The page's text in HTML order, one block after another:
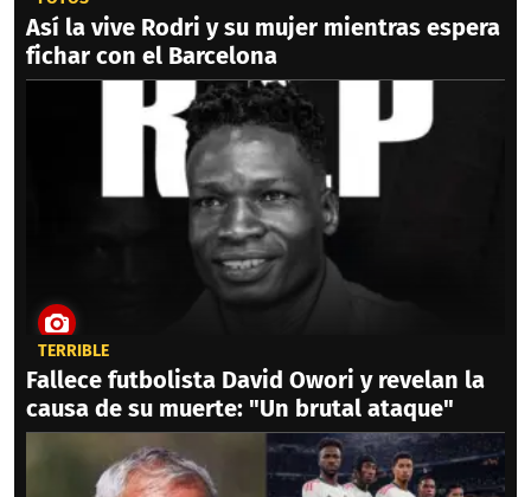
Así la vive Rodri y su mujer mientras espera
fichar con el Barcelona
TERRIBLE
Fallece futbolista David Owori y revelan la
causa de su muerte: "Un brutal ataque"